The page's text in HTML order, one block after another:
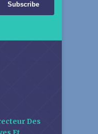
Subscribe
Des